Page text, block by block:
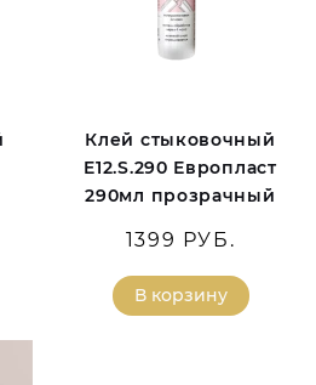
Клей стыковочный
E12.S.290 Европласт
290мл прозрачный
1399 РУБ.
В корзину